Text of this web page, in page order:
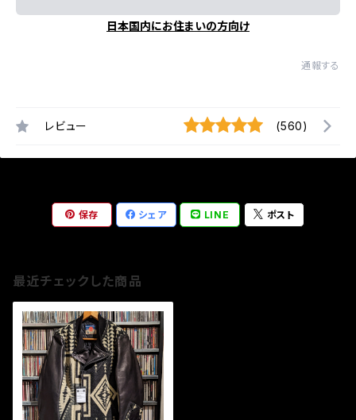
日本国内にお住まいの方向け
通報する
レビュー (560)
保存 シェア LINE ポスト
最近チェックした商品